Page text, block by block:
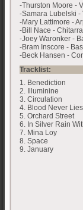
-Thurston Moore -
-Samara Lubelski -
-Mary Lattimore -
-Bill Nace - Chitarra
-Joey Waronker -
-Bram Inscore -
-Beck Hansen -
Tracklist:
1. Benediction
2. Illuminine
3. Circulation
4. Blood Never Lies
5. Orchard Street
6. In Silver Rain
7. Mina Loy
8. Space
9. January